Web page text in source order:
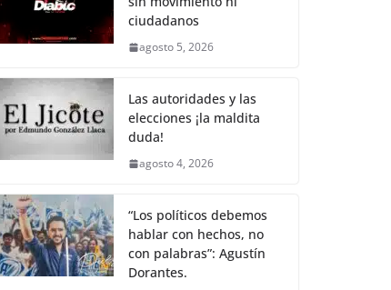
b
o
o
k
A
p
Li
n
a
ciudadanos
agosto 5, 2026
Las autoridades y las
elecciones ¡la maldita
duda!
agosto 4, 2026
“Los políticos debemos
hablar con hechos, no
con palabras”: Agustín
Dorantes.